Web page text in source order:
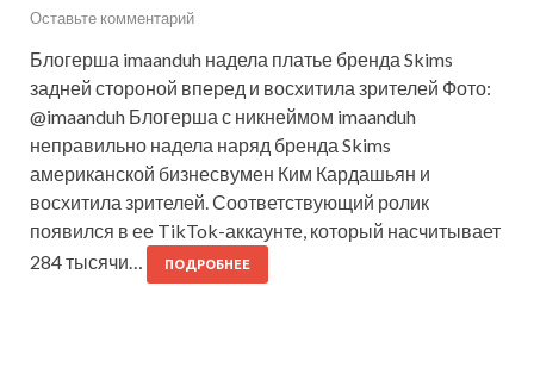
Оставьте комментарий
Блогерша imaanduh надела платье бренда Skims
задней стороной вперед и восхитила зрителей Фото:
@imaanduh Блогерша с никнеймом imaanduh
неправильно надела наряд бренда Skims
американской бизнесвумен Ким Кардашьян и
восхитила зрителей. Соответствующий ролик
появился в ее TikTok-аккаунте, который насчитывает
284 тысячи…
ПОДРОБНЕЕ